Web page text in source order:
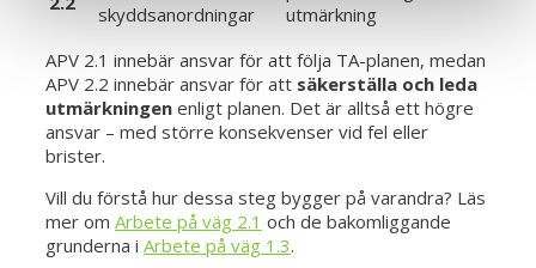
skyddsanordningar
utmärkning
APV 2.1 innebär ansvar för att följa TA-planen, medan
APV 2.2 innebär ansvar för att säkerställa och leda
utmärkningen enligt planen. Det är alltså ett högre
ansvar – med större konsekvenser vid fel eller
brister.
Vill du förstå hur dessa steg bygger på varandra? Läs
mer om Arbete på väg 2.1 och de bakomliggande
grunderna i Arbete på väg 1.3.